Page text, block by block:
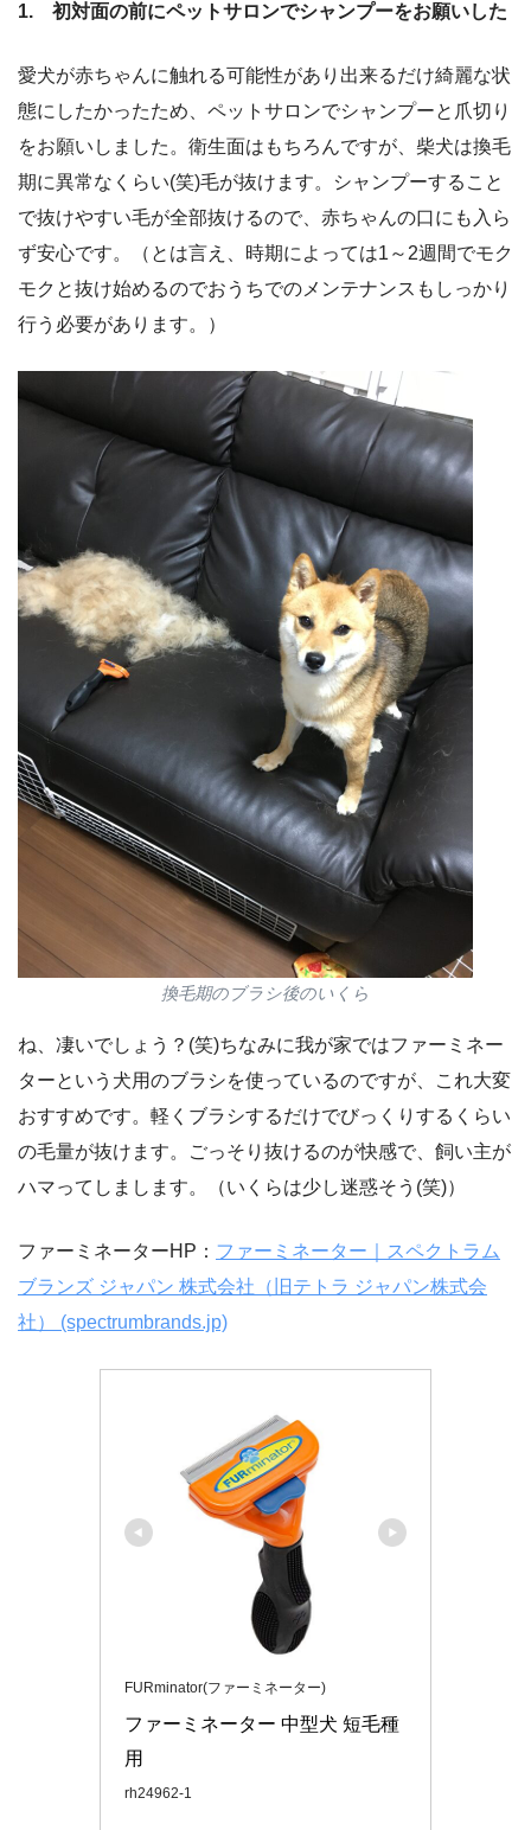
1. 初対面の前にペットサロンでシャンプーをお願いした
愛犬が赤ちゃんに触れる可能性があり出来るだけ綺麗な状
態にしたかったため、ペットサロンでシャンプーと爪切り
をお願いしました。衛生面はもちろんですが、柴犬は換毛
期に異常なくらい(笑)毛が抜けます。シャンプーすること
で抜けやすい毛が全部抜けるので、赤ちゃんの口にも入ら
ず安心です。（とは言え、時期によっては1～2週間でモク
モクと抜け始めるのでおうちでのメンテナンスもしっかり
行う必要があります。）
換毛期のブラシ後のいくら
ね、凄いでしょう？(笑)ちなみに我が家ではファーミネー
ターという犬用のブラシを使っているのですが、これ大変
おすすめです。軽くブラシするだけでびっくりするくらい
の毛量が抜けます。ごっそり抜けるのが快感で、飼い主が
ハマってしまします。（いくらは少し迷惑そう(笑)）
ファーミネーターHP： ファーミネーター｜スペクトラム
ブランズ ジャパン 株式会社（旧テトラ ジャパン株式会
社） (spectrumbrands.jp)
FURminator(ファーミネーター)
ファーミネーター 中型犬 短毛種
用
rh24962-1